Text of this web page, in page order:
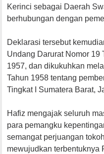
Kerinci sebagai Daerah
berhubungan dengan
Deklarasi tersebut
Undang Darurat Nomor 19
1957, dan dikukuhkan
Tahun 1958 tentang
Tingkat I Sumatera Barat,
Hafiz mengajak seluruh
para pemangku
semangat perjuangan
mewujudkan terbentuknya